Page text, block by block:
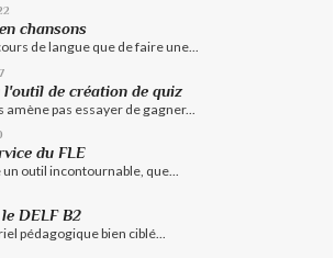
chansons
de langue que de faire une...
de création de quiz
pas essayer de gagner...
du FLE
outil incontournable, que...
DELF B2
pédagogique bien ciblé...